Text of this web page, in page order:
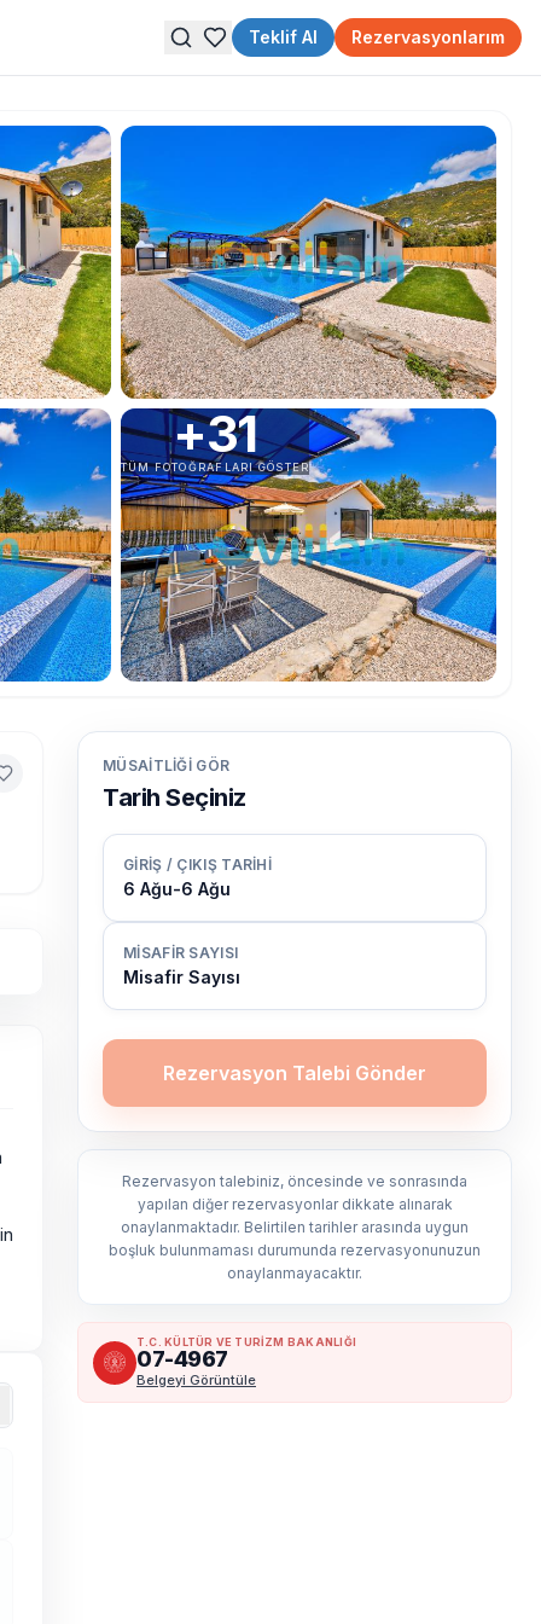
Teklif Al Rezervasyonlarım
+31
TÜM FOTOĞRAFLARI GÖSTER
MÜSAITLIĞI GÖR
Tarih Seçiniz
GIRIŞ / ÇIKIŞ TARIHI
6 Ağu-6 Ağu
MISAFIR SAYISI
Misafir Sayısı
Rezervasyon Talebi Gönder
Rezervasyon talebiniz, öncesinde ve sonrasında
yapılan diğer rezervasyonlar dikkate alınarak
onaylanmaktadır. Belirtilen tarihler arasında uygun
boşluk bulunmaması durumunda rezervasyonunuzun
onaylanmayacaktır.
T.C. KÜLTÜR VE TURİZM BAKANLIĞI
07-4967
Belgeyi Görüntüle